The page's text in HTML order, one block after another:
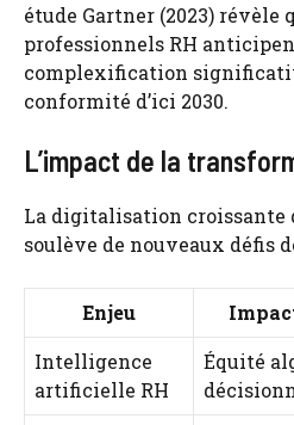
étude Gartner (2023) révèle
professionnels RH
complexification
conformité d’ici 2030.
L’impact de la
La digitalisation croissante
soulève de nouveaux défis
Enjeu
Intelligence
artificielle RH
Équité